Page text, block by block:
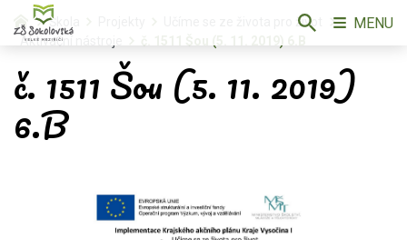
Škola
Učíme se ze života pro život
Aktivační nástroje
č. 1511 Šou (5. 11. 2019)
6.B
MENU